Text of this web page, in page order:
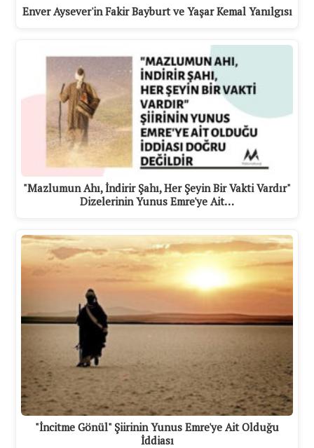
Enver Aysever'in Fakir Bayburt ve Yaşar Kemal Yanılgısı
"Mazlumun Ahı, İndirir Şahı, Her Şeyin Bir Vakti Vardır"
Dizelerinin Yunus Emre'ye Ait…
"İncitme Gönül" Şiirinin Yunus Emre'ye Ait Olduğu
İddiası